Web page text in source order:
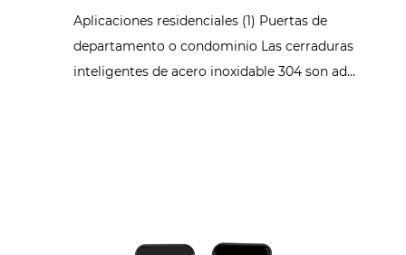
Aplicaciones residenciales (1) Puertas de
departamento o condominio Las cerraduras
inteligentes de acero inoxidable 304 son ad...